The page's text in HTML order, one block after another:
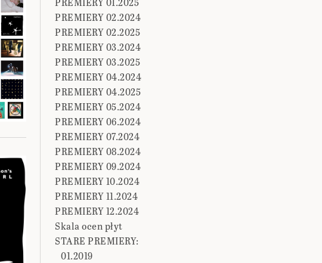
PREMIERY 02.2024
PREMIERY 02.2025
PREMIERY 03.2024
PREMIERY 03.2025
PREMIERY 04.2024
PREMIERY 04.2025
PREMIERY 05.2024
PREMIERY 06.2024
PREMIERY 07.2024
PREMIERY 08.2024
PREMIERY 09.2024
PREMIERY 10.2024
PREMIERY 11.2024
PREMIERY 12.2024
Skala ocen płyt
STARE PREMIERY:
01.2019